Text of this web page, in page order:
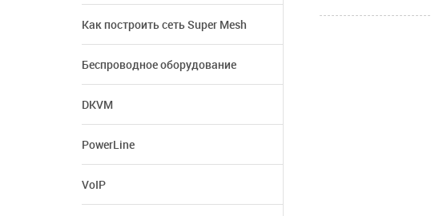
Как построить сеть Super Mesh
Беспроводное оборудование
DKVM
PowerLine
VoIP